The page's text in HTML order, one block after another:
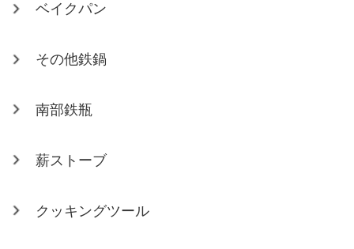
ベイクパン
その他鉄鍋
南部鉄瓶
薪ストーブ
クッキングツール